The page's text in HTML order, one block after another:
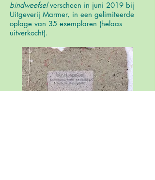
bindweefselverscheen in juni 2019 bij
Uitgeverij Marmer, in een gelimiteerde
oplage van 35 exemplaren (helaas
uitverkocht).